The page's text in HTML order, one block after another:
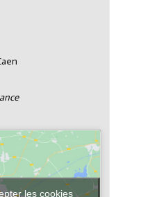
les cookies